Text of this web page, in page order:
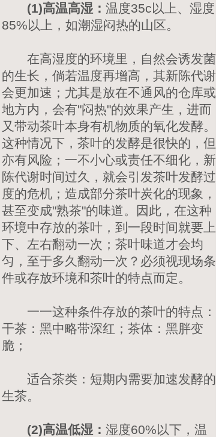
(1)高温高湿： 温度35c以上、湿度
85%以上，如潮湿闷热的山区。
在高湿度的环境里，自然会诱发菌
的生长，倘若温度再增高，其新陈代谢
会更加速；尤其是放在不通风的仓库或
地方内，会有"闷热"的效果产生，进而
又带动茶叶本身有机物质的氧化发酵。
这种情况下，茶叶的发酵是很快的，但
亦有风险；一不小心或责任不细化，新
陈代谢时间过久，就会引发茶叶发酵过
度的危机；造成部分茶叶炭化的现象，
甚至变成"熟茶"的味道。因此，在这种
环境中存放的茶叶，到一段时间就要上
下、左右翻动一次；茶叶味道才会均
匀，至于多久翻动一次？必须视现场条
件或存放环境和茶叶的特点而定。
一一这种条件存放的茶叶的特点：
干茶：黑中略带深红；茶体：黑胖变
脆；
适合茶类：短期内需要加速发酵的
生茶。
(2)高温低湿： 湿度60%以下，温